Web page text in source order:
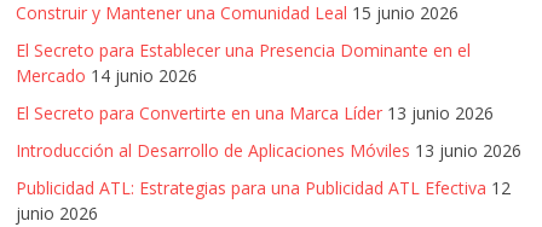
Construir y Mantener una Comunidad Leal 15 junio 2026
El Secreto para Establecer una Presencia Dominante en el
Mercado 14 junio 2026
El Secreto para Convertirte en una Marca Líder 13 junio 2026
Introducción al Desarrollo de Aplicaciones Móviles 13 junio 2026
Publicidad ATL: Estrategias para una Publicidad ATL Efectiva 12
junio 2026